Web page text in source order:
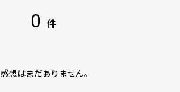
0 件
感想はまだありません。